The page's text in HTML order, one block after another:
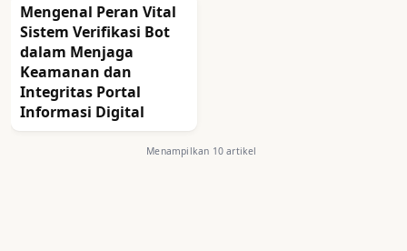
Mengenal Peran Vital
Sistem Verifikasi Bot
dalam Menjaga
Keamanan dan
Integritas Portal
Informasi Digital
Menampilkan 10 artikel